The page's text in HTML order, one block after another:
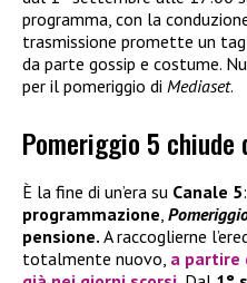
programma, con la
trasmissione promette un
da parte gossip e costume.
per il pomeriggio di Mediaset.
Pomeriggio 5 chiude
È la fine di un’era su Canale 5
programmazione
pensione. A raccoglierne
totalmente nuovo, a partire